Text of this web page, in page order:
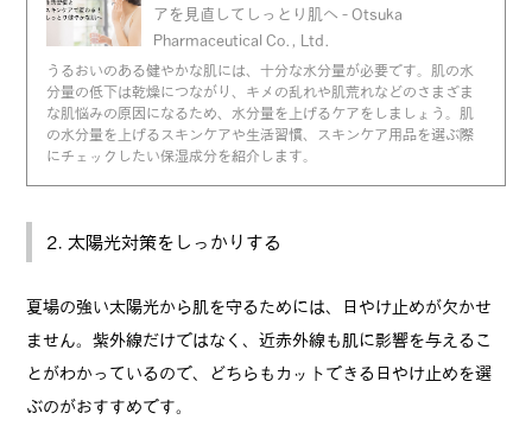
アを見直してしっとり肌へ - Otsuka
Pharmaceutical Co., Ltd.
うるおいのある健やかな肌には、十分な水分量が必要です。肌の水
分量の低下は乾燥につながり、キメの乱れや肌荒れなどのさまざま
な肌悩みの原因になるため、水分量を上げるケアをしましょう。肌
の水分量を上げるスキンケアや生活習慣、スキンケア用品を選ぶ際
にチェックしたい保湿成分を紹介します。
2. 太陽光対策をしっかりする
夏場の強い太陽光から肌を守るためには、日やけ止めが欠かせ
ません。紫外線だけではなく、近赤外線も肌に影響を与えるこ
とがわかっているので、どちらもカットできる日やけ止めを選
ぶのがおすすめです。